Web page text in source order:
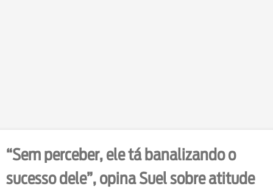
“Sem perceber, ele tá banalizando o
sucesso dele”, opina Suel sobre atitude